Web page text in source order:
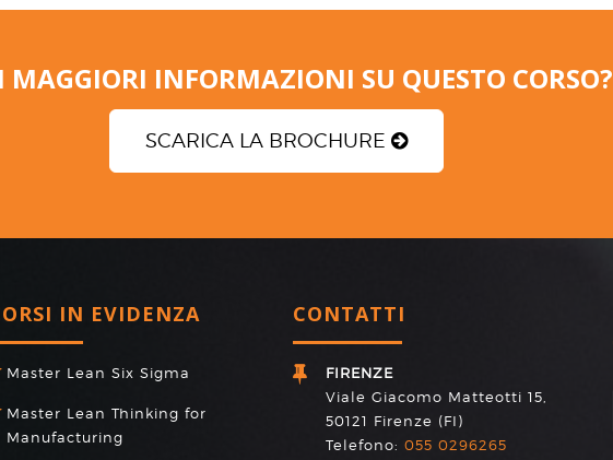
MAGGIORI INFORMAZIONI SU QUESTO CORSO?
SCARICA LA BROCHURE
IN EVIDENZA
Master Lean Six Sigma
Master Lean Thinking for
Manufacturing
CONTATTI
FIRENZE
Viale Giacomo Matteotti 15,
50121 Firenze (FI)
Telefono: 055 0296265